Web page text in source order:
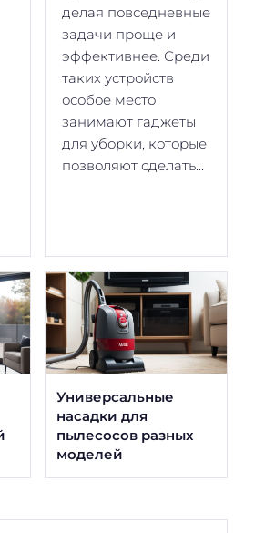
делая повседневные
задачи проще и
эффективнее. Среди
таких устройств
особое место
занимают гаджеты
для уборки, которые
позволяют сделать...
Универсальные
насадки для
пылесосов разных
моделей